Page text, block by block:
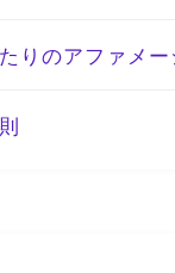
りのアファメー